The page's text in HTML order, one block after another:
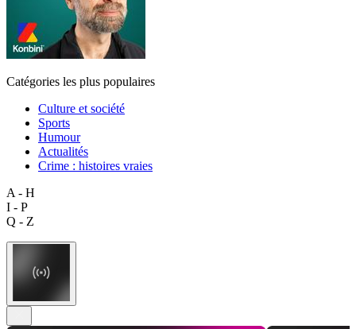
Catégories les plus populaires
Culture et société
Sports
Humour
Actualités
Crime : histoires vraies
A - H
I - P
Q - Z